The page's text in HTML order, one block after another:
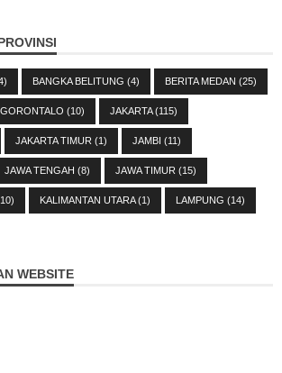
BANGKA BELITUNG (4) BERITA MEDAN (25)
GORONTALO (10) JAKARTA(115)
JAKARTA TIMUR (1) JAMBI (11)
JAWA TENGAH (8) JAWA TIMUR (15)
KALIMANTAN UTARA(1) LAMPUNG (14)
WEBSITE